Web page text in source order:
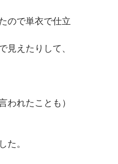
ので単衣で仕立
えたりして、
れたことも）
。